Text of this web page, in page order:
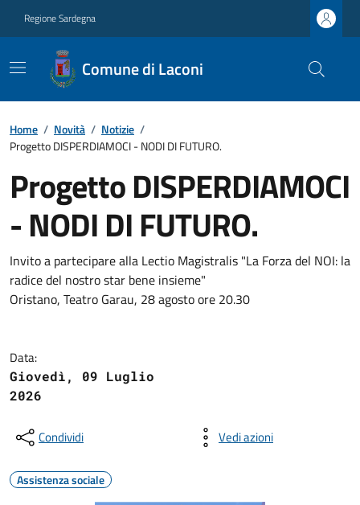
Regione Sardegna
Comune di Laconi
Home / Novità / Notizie /
Progetto DISPERDIAMOCI - NODI DI FUTURO.
Progetto DISPERDIAMOCI
- NODI DI FUTURO.
Invito a partecipare alla Lectio Magistralis "La Forza del NOI: la
radice del nostro star bene insieme"
Oristano, Teatro Garau, 28 agosto ore 20.30
Data:
Giovedì, 09 Luglio
2026
Condividi Vedi azioni
Assistenza sociale